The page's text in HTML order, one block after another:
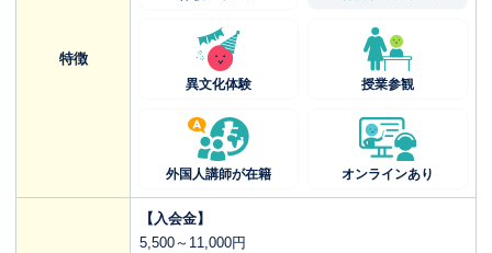
特徴
異文化体験 授業参観
外国人講師が在籍 オンラインあり
【入会金】
5,500～11,000円